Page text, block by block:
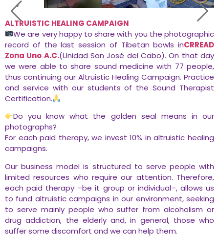
ALTRUISTIC HEALING CAMPAIGN
We are very happy to share with you the photographic
record of the last session of Tibetan bowls inCRREAD
Zona Uno A.C.(Unidad San José del Cabo). On that day
we were able to share sound medicine with 77 people,
thus continuing our Altruistic Healing Campaign. Practice
and service with our students of the Sound Therapist
Certification.
Do you know what the golden seal means in our
photographs?
For each paid therapy, we invest 10% in altruistic healing
campaigns.
Our business model is structured to serve people with
limited resources who require our attention. Therefore,
each paid therapy –be it group or individual–, allows us
to fund altruistic campaigns in our environment, seeking
to serve mainly people who suffer from alcoholism or
drug addiction, the elderly and, in general, those who
suffer some discomfort and we can help them.